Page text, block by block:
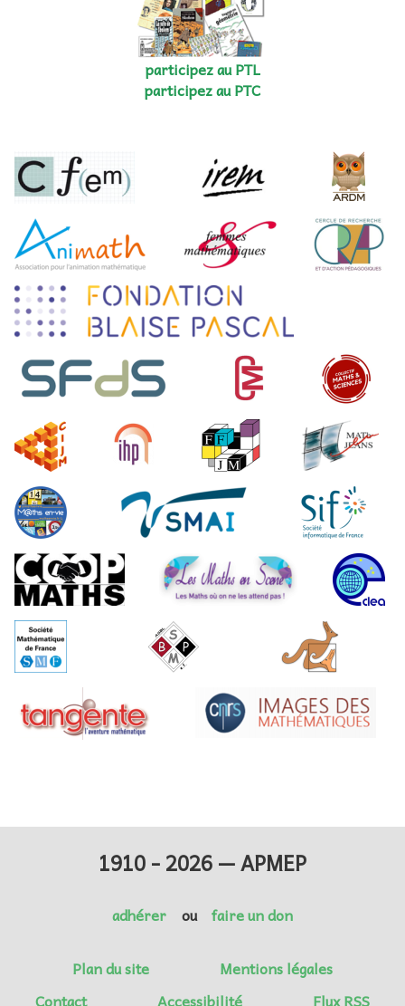
participez au PTL
participez au PTC
1910 - 2026 — APMEP
adhérer ou faire un don
Plan du site
Mentions légales
Contact
Accessibilité Flux RSS